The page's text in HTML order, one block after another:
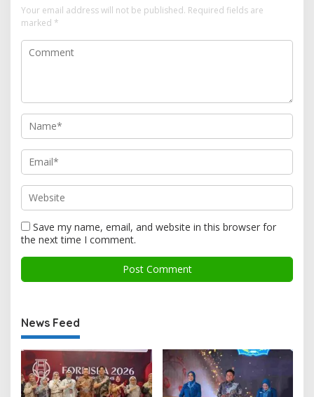
Your email address will not be published. Required fields are
marked *
Save my name, email, and website in this browser for
the next time I comment.
News Feed